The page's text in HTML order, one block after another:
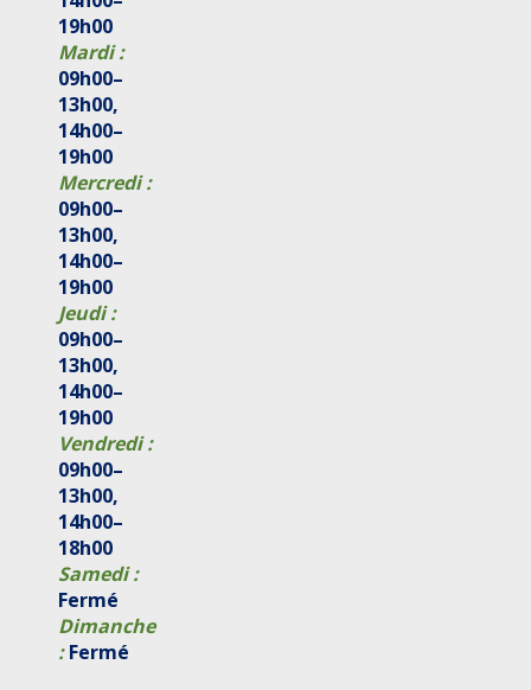
19h00
Mardi :
09h00–
13h00,
14h00–
19h00
Mercredi :
09h00–
13h00,
14h00–
19h00
Jeudi :
09h00–
13h00,
14h00–
19h00
Vendredi :
09h00–
13h00,
14h00–
18h00
Samedi :
Fermé
Dimanche
:Fermé